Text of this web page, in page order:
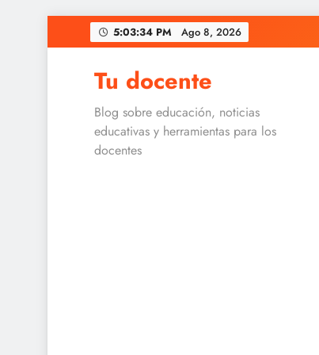
to
5:03:34 PM Ago 8, 2026
Tu docente
Blog sobre educación, noticias
educativas y herramientas para los
docentes